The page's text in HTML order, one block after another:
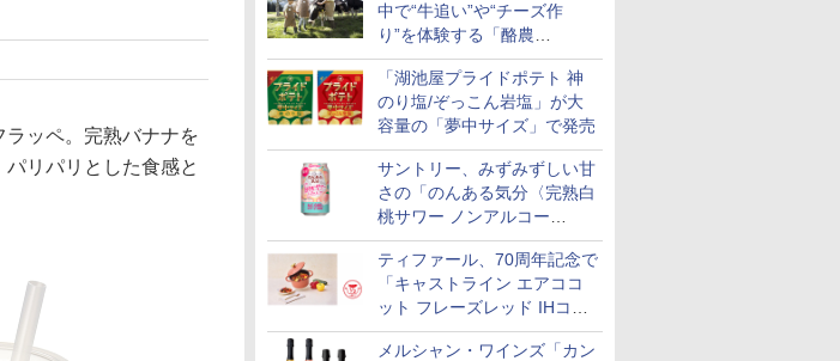
中で“牛追い”や“チーズ作
り”を体験する「酪農
Academy～夏休みの自由研
究～」を実施中
「湖池屋プライドポテト 神
のり塩/ぞっこん岩塩」が大
容量の「夢中サイズ」で発売
サントリー、みずみずしい甘
さの「のんある気分〈完熟白
桃サワー ノンアルコー
ル〉」限定発売
ティファール、70周年記念で
「キャストライン エアココ
ット フレーズレッド IHココ
ット鍋 24cm」数量限定発売
メルシャン・ワインズ「カン
ッペ。完熟バナナを
リパリとした食感と